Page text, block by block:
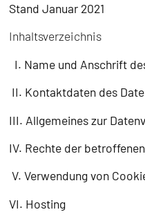
Stand Januar 2021
Inhaltsverzeichnis
I. Name und Anschrift
II. Kontaktdaten des
III. Allgemeines zur
IV. Rechte der
V. Verwendung von
VI. Hosting